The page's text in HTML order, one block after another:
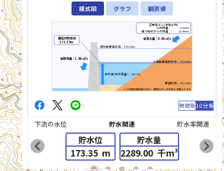
list_alt
模式図 グラフ 観測値
※この図は模式図であり、実際のダムの形状とは異なります
洪水時最高水位：179.50m
平常時最高貯水位：173.00m
最低水位：163.50m
貯水率(利水容量)：100.0%
現在の貯水位
173.35m
全流入量：0.89㎥/s
全放流量：1.86㎥/s
辺野喜ダム(流域平均)
10分雨量： 0.0mm
降り始めからの雨量： 10.4mm
時間毎10分毎
下流の水位 貯水関連 貯水率関連
貯水位
173.35 m
貯水量
2289.00 千m³
chevron_left chevron_right